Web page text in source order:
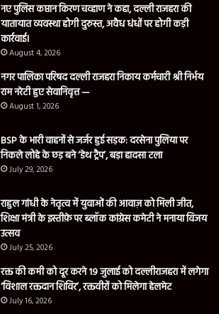
नए पुलिस कप्तान किरण चव्हाण ने कहा, दल्ली राजहरा की
यातायात व्यवस्था होगी दुरुस्त, अवैध धंधों पर होगी कड़ी
कार्रवाई।
August 4, 2026
नगर पालिका परिषद दल्ली राजहरा निकाय कर्मचारी श्री निर्भय
राम नरेटी हुए सेवानिवृत्त —
August 1, 2026
BSP के भारी वाहनों से जर्जर हुई सड़क: दरसेना पुलिया पर
निकले लोहे के छड़ बने ‘डेथ ट्रैप’, बड़ा हादसा टला
July 29, 2026
राहुल गांधी के नेतृत्व में युवाओं की आवाज़ को मिली जीत,
शिक्षा मंत्री के इस्तीफ़े पर ब्लॉक कांग्रेस कमेटी ने मनाया विजय
उत्सव
July 25, 2026
रक्त की कमी को दूर करने 19 जुलाई को दल्लीराजहरा में लगेगा
‘विशाल रक्तदान शिविर’, रक्तवीरों को मिलेगा हेलमेट
July 16, 2026